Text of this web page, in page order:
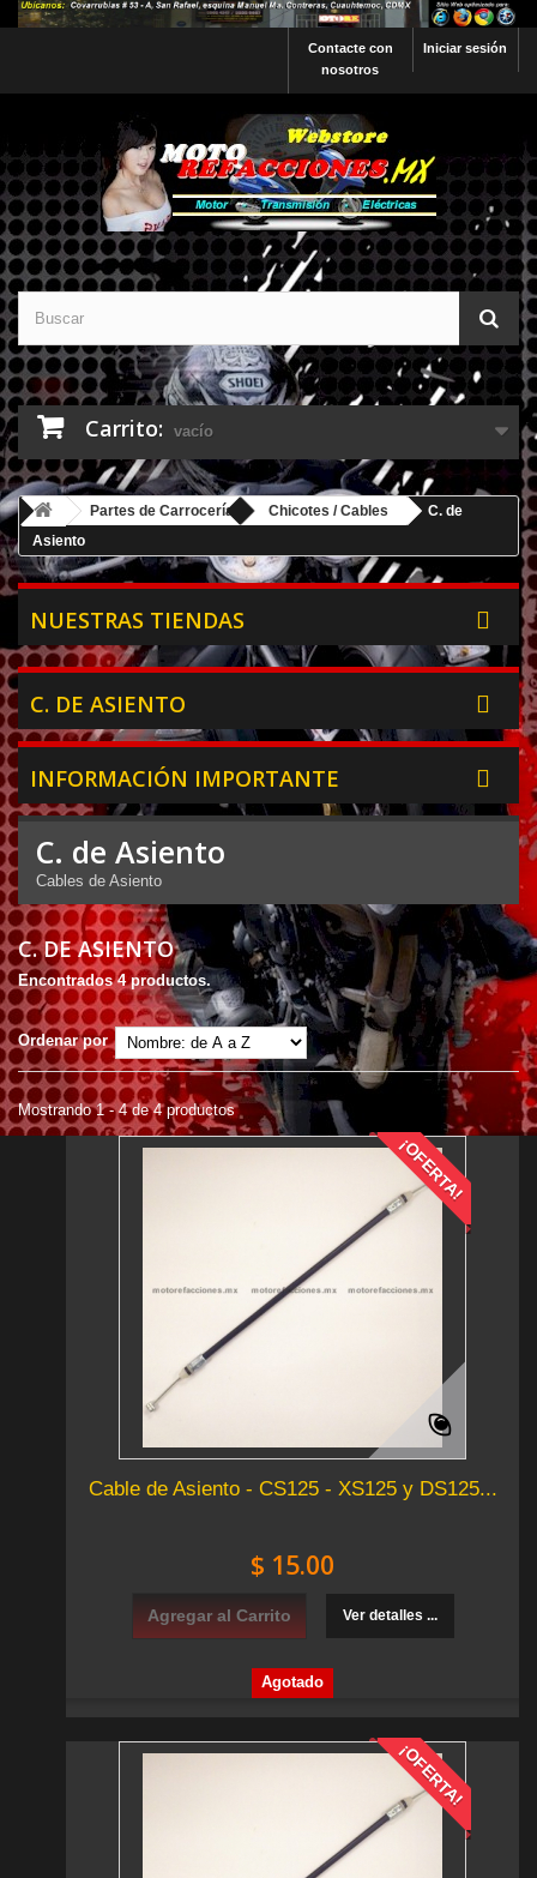
Iniciar sesión
Contacte con
nosotros
Carrito: vacío
Partes de Carrocería Chicotes / Cables
C. de
Asiento
NUESTRAS TIENDAS
C. DE ASIENTO
INFORMACIÓN IMPORTANTE
C. de Asiento
Cables de Asiento
C. DE ASIENTO
Encontrados 4 productos.
Ordenar por
Mostrando 1 - 4 de 4 productos
¡OFERTA!
Cable de Asiento - CS125 - XS125 y DS125...
$ 15.00
Agregar al Carrito Ver detalles ...
Agotado
¡OFERTA!